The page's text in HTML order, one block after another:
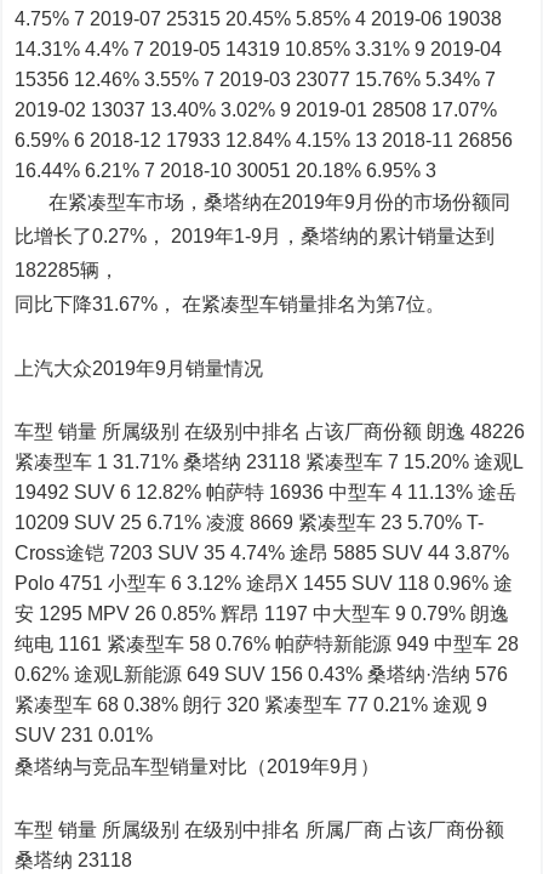
4.75% 7 2019-07 25315 20.45% 5.85% 4 2019-06 19038
14.31% 4.4% 7 2019-05 14319 10.85% 3.31% 9 2019-04
15356 12.46% 3.55% 7 2019-03 23077 15.76% 5.34% 7
2019-02 13037 13.40% 3.02% 9 2019-01 28508 17.07%
6.59% 6 2018-12 17933 12.84% 4.15% 13 2018-11 26856
16.44% 6.21% 7 2018-10 30051 20.18% 6.95% 3
在紧凑型车市场，桑塔纳在2019年9月份的市场份额同
比增长了0.27%， 2019年1-9月，桑塔纳的累计销量达到
182285辆，
同比下降31.67%， 在紧凑型车销量排名为第7位。
上汽大众2019年9月销量情况
车型 销量 所属级别 在级别中排名 占该厂商份额 朗逸 48226
紧凑型车 1 31.71% 桑塔纳 23118 紧凑型车 7 15.20% 途观L
19492 SUV 6 12.82% 帕萨特 16936 中型车 4 11.13% 途岳
10209 SUV 25 6.71% 凌渡 8669 紧凑型车 23 5.70% T-
Cross途铠 7203 SUV 35 4.74% 途昂 5885 SUV 44 3.87%
Polo 4751 小型车 6 3.12% 途昂X 1455 SUV 118 0.96% 途
安 1295 MPV 26 0.85% 辉昂 1197 中大型车 9 0.79% 朗逸
纯电 1161 紧凑型车 58 0.76% 帕萨特新能源 949 中型车 28
0.62% 途观L新能源 649 SUV 156 0.43% 桑塔纳·浩纳 576
紧凑型车 68 0.38% 朗行 320 紧凑型车 77 0.21% 途观 9
SUV 231 0.01%
桑塔纳与竞品车型销量对比（2019年9月）
车型 销量 所属级别 在级别中排名 所属厂商 占该厂商份额
桑塔纳 23118